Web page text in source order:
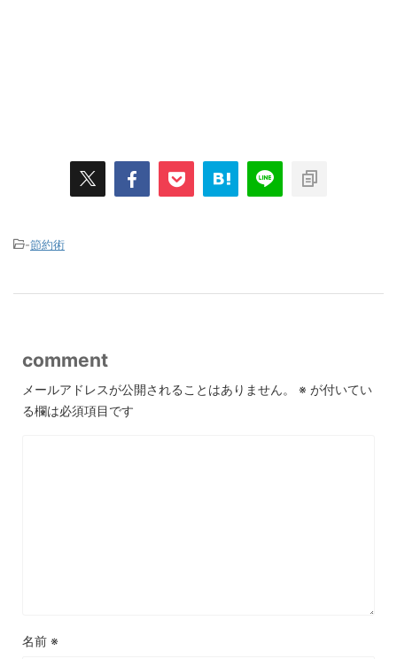
-節約術
comment
メールアドレスが公開されることはありません。 ※ が付いてい
る欄は必須項目です
名前 ※